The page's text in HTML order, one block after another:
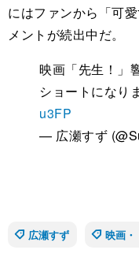
にはファンから「可
メントが続出中だ。
映画「先生！」
ショートになり
u3FP
— 広瀬すず
広瀬すず
映画・